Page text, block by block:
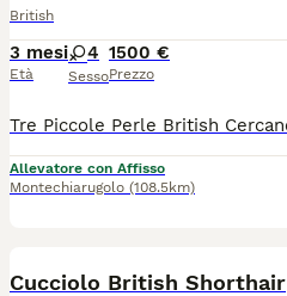
British
3 mesi
Età
4
Sesso
1500 €
Prezzo
Allevatore con Affisso
Montechiarugolo (108.5km)
Cucciolo British Shorthair